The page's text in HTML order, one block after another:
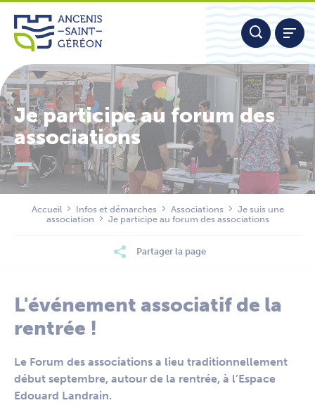
Aller
contenu
Nous contacter
Je participe au forum des
associations
Accueil Infos et démarches Associations
Je suis une
association
Je participe au forum des associations
Partager la page
L'événement associatif de la
rentrée !
Le Forum des associations a lieu traditionnellement
début septembre, autour de la rentrée, à l’Espace
Edouard Landrain.
Panneau de gestion des cookies